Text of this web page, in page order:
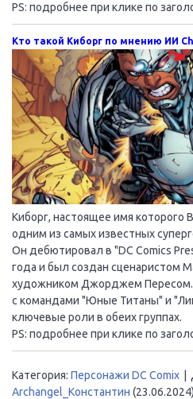
PS: подробнее при клике по
Кто такой Киборг по мнению ИИ
Киборг, настоящее имя которого
одним из самых известных
Он дебютировал в "DC Comics
года и был создан сценаристом
художником Джорджем Пересом.
с командами "Юные Титаны" и
ключевые роли в обеих группах.
PS: подробнее при клике по
Категория: Персонажи DC Comix
Archangel_Константин (23.06.2024)